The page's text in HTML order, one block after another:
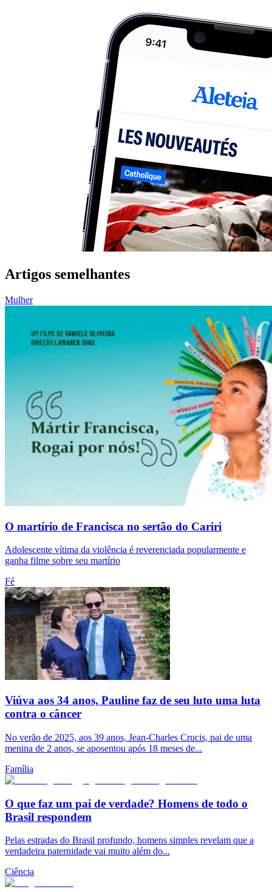
Artigos semelhantes
Mulher
O martírio de Francisca no sertão do Cariri
Adolescente vítima da violência é reverenciada popularmente e
ganha filme sobre seu martírio
Fé
Viúva aos 34 anos, Pauline faz de seu luto uma luta
contra o câncer
No verão de 2025, aos 39 anos, Jean-Charles Crucis, pai de uma
menina de 2 anos, se aposentou após 18 meses de...
Família
O que faz um pai de verdade? Homens de todo o
Brasil respondem
Pelas estradas do Brasil profundo, homens simples revelam que a
verdadeira paternidade vai muito além do...
Ciência